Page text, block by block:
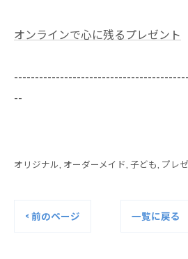
オンラインで心に残るプレゼント
--
オリジナル オーダーメイド 子ども プレ
< 前のページ 一覧に戻る